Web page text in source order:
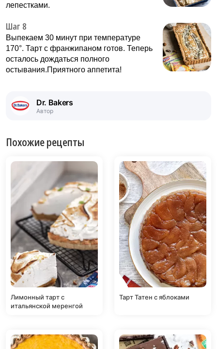
лепестками.
Шаг 8
Выпекаем 30 минут при температуре
170°. Тарт с франжипаном готов. Теперь
осталось дождаться полного
остывания.Приятного аппетита!
Dr. Bakers
Автор
Похожие рецепты
Лимонный тарт с
итальянской меренгой
Тарт Татен с яблоками